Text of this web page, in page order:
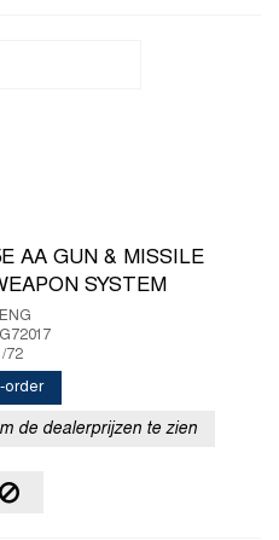
AA GUN & MISSILE
SYSTEM
72
order
de dealerprijzen te zien